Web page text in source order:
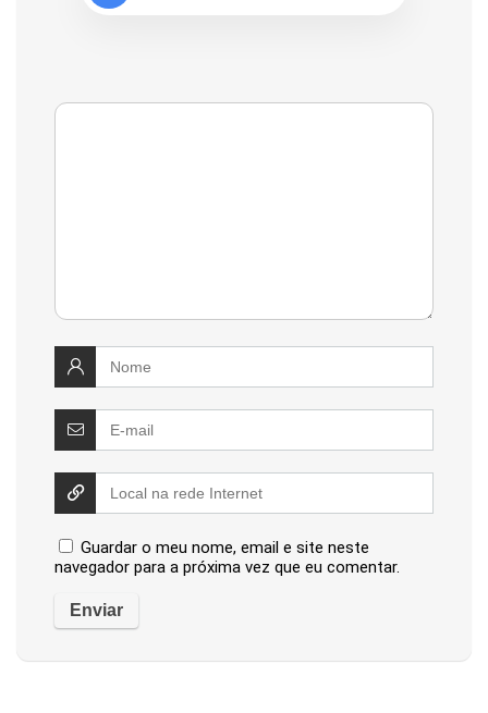
Guardar o meu nome, email e site neste
navegador para a próxima vez que eu comentar.